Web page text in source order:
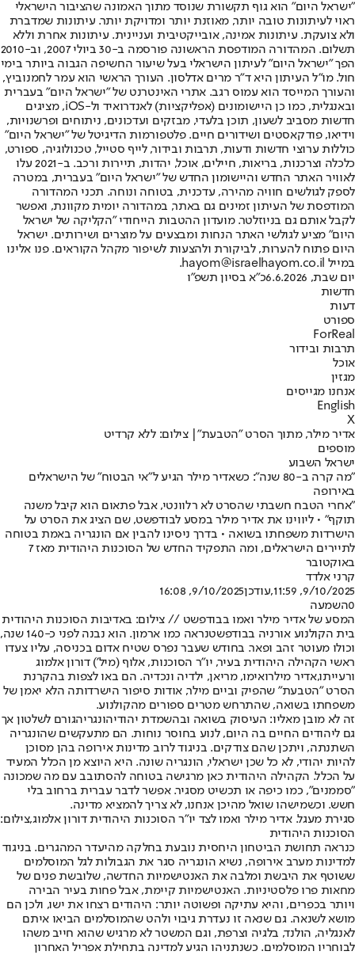
"ישראל היום" הוא גוף תקשורת שנוסד מתוך האמונה שהציבור הישראלי
ראוי לעיתונות טובה יותר, מאוזנת יותר ומדויקת יותר. עיתונות שמדברת
ולא צועקת. עיתונות אמינה, אובייקטיבית ועניינית. עיתונות אחרת וללא
תשלום. המהדורה המודפסת הראשונה פורסמה ב-30 ביולי 2007, וב-2010
הפך "ישראל היום" לעיתון הישראלי בעל שיעור החשיפה הגבוה ביותר בימי
חול. מו"ל העיתון היא ד"ר מרים אדלסון. העורך הראשי הוא עמר לחמנוביץ,
והעורך המייסד הוא עמוס רגב. אתרי האינטרנט של "ישראל היום" בעברית
ובאנגלית, כמו כן היישומונים (אפליקציות) לאנדרואיד ול-iOS, מציגים
חדשות מסביב לשעון, תוכן בלעדי, מבזקים ועדכונים, ניתוחים ופרשנויות,
וידיאו, פודקאסטים ושידורים חיים. פלטפורמות הדיגיטל של "ישראל היום"
כוללות ערוצי חדשות ודעות, תרבות ובידור, לייף סטייל, טכנולוגיה, ספורט,
כלכלה וצרכנות, בריאות, חיילים, אוכל, יהדות, תיירות ורכב. ב-2021 עלו
לאוויר האתר החדש והיישומון החדש של "ישראל היום" בעברית, במטרה
לספק לגולשים חוויה מהירה, עדכנית, בטוחה ונוחה. תכני המהדורה
המודפסת של העיתון זמינים גם באתר, במהדורה יומית מקוונת, ואפשר
לקבל אותם גם בניוזלטר. מועדון ההטבות הייחודי "הקליקה של ישראל
היום" מציע לגולשי האתר הנחות ומבצעים על מוצרים ושירותים. ישראל
היום פתוח להערות, לביקורת ולהצעות לשיפור מקהל הקוראים. פנו אלינו
במייל hayom@israelhayom.co.il.
יום שבת, 6.6.2026
כ"א בסיון תשפ"ו
חדשות
דעות
ספורט
ForReal
תרבות ובידור
אוכל
מגזין
אנחנו מגייסים
English
X
אדיר מילר, מתוך הסרט "הטבעת"| צילום: ללא קרדיט
מוספים
ישראל השבוע
"מה קרה ב-80 שנה": כשאדיר מילר הגיע ל"אי הבטוח" של הישראלים
באירופה
"אחרי הטבח חשבתי שהסרט לא רלוונטי, אבל פתאום הוא קיבל משנה
תוקף" • ליווינו את אדיר מילר במסע לבודפשט, שם הציג את הסרט על
הישרדות משפחתו בשואה • בדרך ניסינו להבין אם הונגריה באמת בטוחה
לתיירים הישראלים, ומה התפקיד החדש של הסוכנות היהודית מאז 7
באוקטובר
קרני אלדד
9/10/2025, 11:59
,עודכן9/10/2025, 16:08
0השמעה
המסע של אדיר מילר ואמו בבודפשט // צילום: באדיבות הסוכנות היהודית
בית הקולנוע אורניה בבודפשט
נראה כמו ארמון. הוא נבנה לפני כ-140 שנה,
וכולו מעוטר זהב ופאר. בחודש שעבר נפרס שטיח אדום בכניסה, עליו צעדו
ראשי הקהילה היהודית בעיר, יו"ר הסוכנות, אלוף (מיל') דורון אלמוג
ורעייתו,אדיר מילרואימו, מריאן, ילדיה ונכדיה. הם באו לצפות בהקרנת
הסרט "הטבעת" שהפיק וביים מילר, אודות סיפור הישרדותה הלא יאמן של
משפחתו בשואה, שהתרחש מטרים ספורים מהקולנוע.
זה לא מובן מאליו: העיסוק בשואה ובהשמדת יהודיהונגריהגורם לשלטון אך
גם ליהודים החיים בה היום, לנוע בחוסר נוחות. הם מתעקשים שהונגריה
השתנתה, ויתכן שהם צודקים. בניגוד לרוב מדינות אירופה בהן מסוכן
להיות יהודי, לא כל שכן ישראלי, הונגריה שונה. היא היוצא מן הכלל המעיד
על הכלל. הקהילה היהודית כאן מרגישה בטוחה להסתובב עם מה שמכונה
"סממנים", כמו כיפה או תכשיט מסגיר. אפשר לדבר עברית ברחוב בלי
חשש. וכשמישהו שואל מהיכן אנחנו, לא צריך להמציא מדינה.
סגירת מעגל. אדיר מילר ואמו לצד יו"ר הסוכנות היהודית דורון אלמוג,צילום:
הסוכנות היהודית
כנראה תחושת הביטחון היחסית נובעת בחלקה מהיעדר המהגרים. בניגוד
למדינות מערב אירופה, נשיא הונגריה סגר את הגבולות לגל המוסלמים
ששוטף את היבשת ומלבה את האנטישמיות החדשה, שלובשת פנים של
מחאות פרו פלסטיניות. האנטישמיות קיימת, אבל פחות בעיר הבירה
ויותר בכפרים, והיא עתיקה ופשוטה יותר: היהודים רצחו את ישו, ולכן הם
מושא לשנאה. גם שנאה זו נעדרת גיבוי ולהט שהמוסלמים הביאו איתם
לאנגליה, הולנד, בלגיה וצרפת, וגם המשטר לא מרגיש שהוא חייב משהו
לבוחריו המוסלמים. כשנתניהו הגיע למדינה בתחילת אפריל האחרון